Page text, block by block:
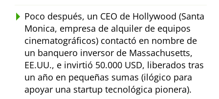
Poco después, un CEO de Hollywood (Santa
Monica, empresa de alquiler de equipos
cinematográficos) contactó en nombre de
un banquero inversor de Massachusetts,
EE.UU., e invirtió 50.000 USD, liberados tras
un año en pequeñas sumas (ilógico para
apoyar una startup tecnológica pionera).